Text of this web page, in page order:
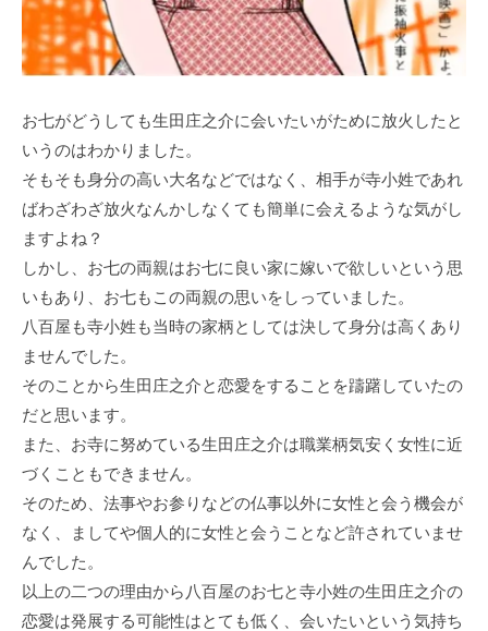
お七がどうしても生田庄之介に会いたいがために放火したと
いうのはわかりました。
そもそも身分の高い大名などではなく、相手が寺小姓であれ
ばわざわざ放火なんかしなくても簡単に会えるような気がし
ますよね？
しかし、お七の両親はお七に良い家に嫁いで欲しいという思
いもあり、お七もこの両親の思いをしっていました。
八百屋も寺小姓も当時の家柄としては決して身分は高くあり
ませんでした。
そのことから生田庄之介と恋愛をすることを躊躇していたの
だと思います。
また、お寺に努めている生田庄之介は職業柄気安く女性に近
づくこともできません。
そのため、法事やお参りなどの仏事以外に女性と会う機会が
なく、ましてや個人的に女性と会うことなど許されていませ
んでした。
以上の二つの理由から八百屋のお七と寺小姓の生田庄之介の
恋愛は発展する可能性はとても低く、会いたいという気持ち